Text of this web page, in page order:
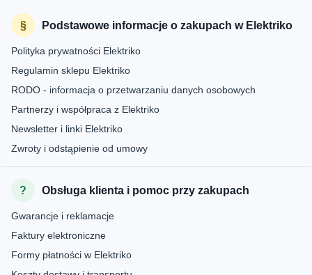
Podstawowe informacje o zakupach w Elektriko
Polityka prywatności Elektriko
Regulamin sklepu Elektriko
RODO - informacja o przetwarzaniu danych osobowych
Partnerzy i współpraca z Elektriko
Newsletter i linki Elektriko
Zwroty i odstąpienie od umowy
Obsługa klienta i pomoc przy zakupach
Gwarancje i reklamacje
Faktury elektroniczne
Formy płatności w Elektriko